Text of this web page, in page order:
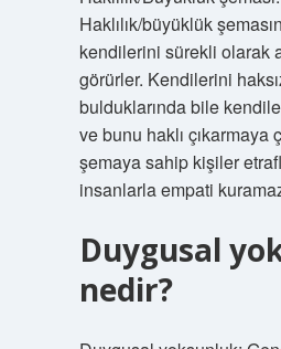
Haklılık/büyüklük
kendilerini sürekli olarak
görürler. Kendilerini
bulduklarında bile
ve bunu haklı çıkarmaya
şemaya sahip kişiler
insanlarla empati
Duygusal
nedir?